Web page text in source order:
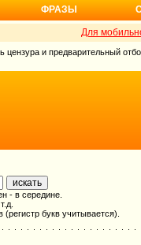
ФРАЗЫ
Для
цензура и предварительный
- в середине.
букв учитывается).